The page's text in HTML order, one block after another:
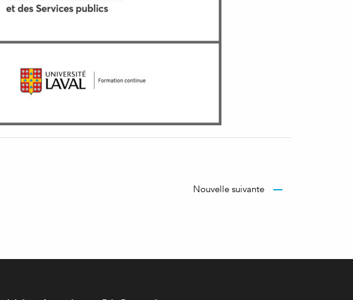
Nouvelle suivante